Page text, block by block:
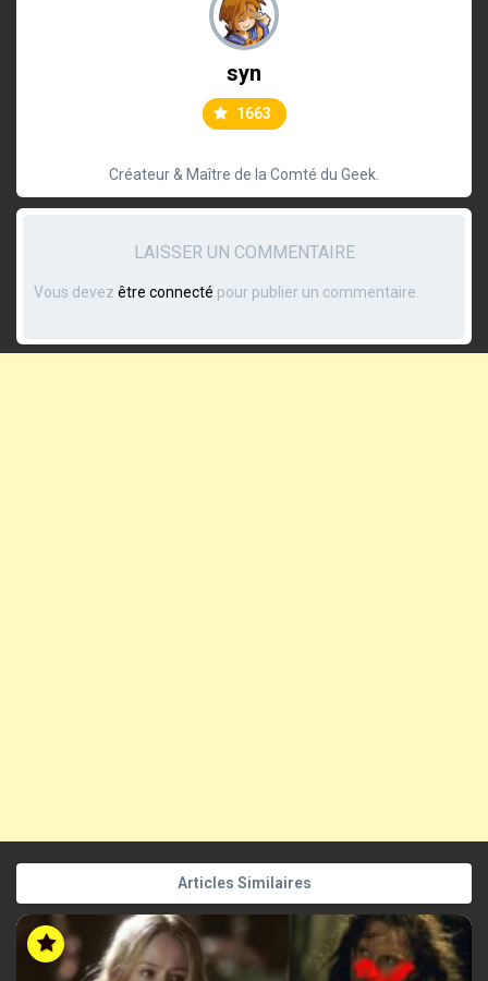
syn
1663
Créateur & Maître de la Comté du Geek.
LAISSER UN COMMENTAIRE
Vous devez être connecté pour publier un commentaire.
Articles Similaires